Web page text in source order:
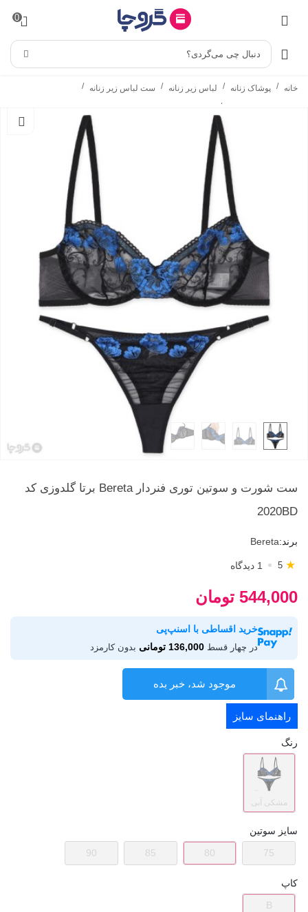
0
دنبال چی می‌گردی؟
خانه / پوشاک زنانه / لباس زیر زنانه / ست لباس زیر زنانه /
/
ست شورت و سوتین توری فنردار Bereta برتا گلدوزی کد
2020BD
برند:Bereta
5 ★ 1 دیدگاه
544,000 تومان
خرید اقساطی با اسنپ‌پی
در چهار قسط 136,000 تومانی بدون کارمزد
موجود شد، خبر بده
راهنمای سایز
رنگ
مشکی آبی
سایز سوتین
75
80
85
90
کاپ
B